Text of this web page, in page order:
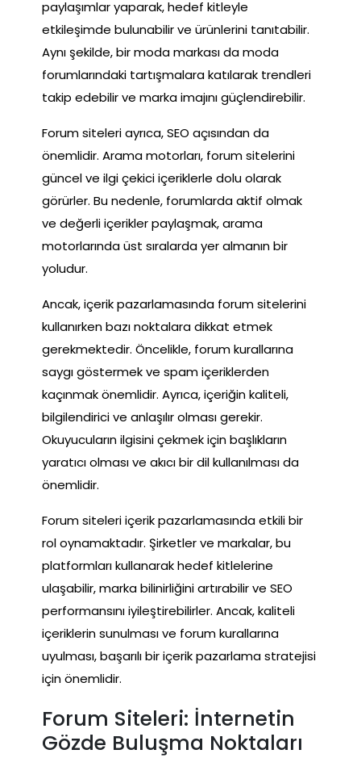
paylaşımlar yaparak, hedef kitleyle
etkileşimde bulunabilir ve ürünlerini tanıtabilir.
Aynı şekilde, bir moda markası da moda
forumlarındaki tartışmalara katılarak trendleri
takip edebilir ve marka imajını güçlendirebilir.
Forum siteleri ayrıca, SEO açısından da
önemlidir. Arama motorları, forum sitelerini
güncel ve ilgi çekici içeriklerle dolu olarak
görürler. Bu nedenle, forumlarda aktif olmak
ve değerli içerikler paylaşmak, arama
motorlarında üst sıralarda yer almanın bir
yoludur.
Ancak, içerik pazarlamasında forum sitelerini
kullanırken bazı noktalara dikkat etmek
gerekmektedir. Öncelikle, forum kurallarına
saygı göstermek ve spam içeriklerden
kaçınmak önemlidir. Ayrıca, içeriğin kaliteli,
bilgilendirici ve anlaşılır olması gerekir.
Okuyucuların ilgisini çekmek için başlıkların
yaratıcı olması ve akıcı bir dil kullanılması da
önemlidir.
Forum siteleri içerik pazarlamasında etkili bir
rol oynamaktadır. Şirketler ve markalar, bu
platformları kullanarak hedef kitlelerine
ulaşabilir, marka bilinirliğini artırabilir ve SEO
performansını iyileştirebilirler. Ancak, kaliteli
içeriklerin sunulması ve forum kurallarına
uyulması, başarılı bir içerik pazarlama stratejisi
için önemlidir.
Forum Siteleri: İnternetin
Gözde Buluşma Noktaları